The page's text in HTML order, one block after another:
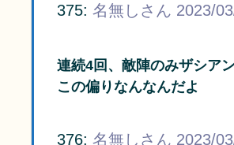
375: 名無しさん 2023/
連続4回、敵陣のみザシア
この偏りなんなんだよ
376: 名無しさん 2023/